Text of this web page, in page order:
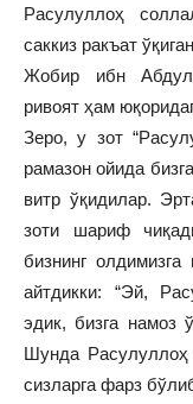
Расулуллоҳ
саккиз ракъат
Жобир ибн
ривоят ҳам
Зеро, у зот
рамазон ойида
витр ўқидилар.
зоти шариф
бизнинг
айтдикки: “Эй,
эдик, бизга намоз
Шунда
сизларга фарз